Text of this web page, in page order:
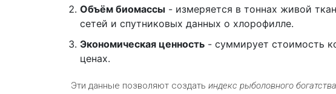
Объём биомассы - измеряется в тоннах живой
сетей и спутниковых данных о хлорофилле.
Экономическая ценность - суммирует стоимость
ценах.
Эти данные позволяют создать индекс рыболовного богатства